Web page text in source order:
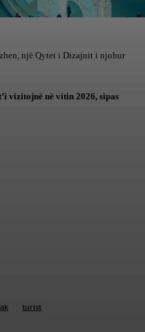
një Qytet i Dizajnit i njohur
vizitojnë në vitin 2026, sipas
turist